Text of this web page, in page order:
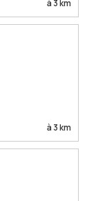
à 3 km
à 3 km